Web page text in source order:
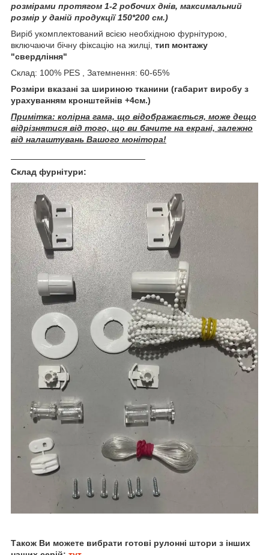
розмірами протягом 1-2 робочих днів, максимальний
розмір у даній продукції 150*200 см.)
Виріб укомплектований всією необхідною фурнітурою,
включаючи бічну фіксацію на жилці, тип монтажу
"свердління"
Склад: 100% PES , Затемнення: 60-65%
Розміри вказані за шириною тканини (габарит виробу з
урахуванням кронштейнів +4см.)
Примітка: колірна гама, що відображається, може дещо
відрізнятися від того, що ви бачите на екрані, залежно
від налаштувань Вашого монітора!
Склад фурнітури:
Також Ви можете вибрати готові рулонні штори з інших